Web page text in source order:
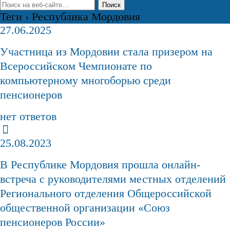
Теги › Республика Мордовия
27.06.2025
Участница из Мордовии стала призером на
Всероссийском Чемпионате по
компьютерному многоборью среди
пенсионеров
нет ответов
25.08.2023
В Республике Мордовия прошла онлайн-
встреча с руководителями местных отделений
Регионального отделения Общероссийской
общественной организации «Союз
пенсионеров России»